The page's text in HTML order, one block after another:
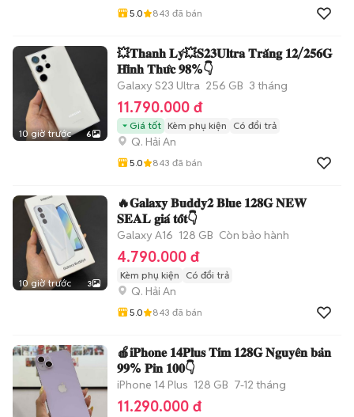
5.0 843 đã bán
10 giờ trước 6
💥𝐓𝐡𝐚𝐧𝐡 𝐋𝐲́💥𝐒𝟐𝟑𝐔𝐥𝐭𝐫𝐚 𝐓𝐫𝐚̆́𝐧𝐠 𝟏𝟐/𝟐𝟓𝟔𝐆
𝐇𝐢̀𝐧𝐡 𝐓𝐡𝐮̛́𝐜 𝟗𝟖%👇
Galaxy S23 Ultra 256 GB 3 tháng
11.790.000 đ
Giá tốt Kèm phụ kiện Có đổi trả
Q. Hải An
5.0 843 đã bán
10 giờ trước 3
🔥𝐆𝐚𝐥𝐚𝐱𝐲 𝐁𝐮𝐝𝐝𝐲𝟐 𝐁𝐥𝐮𝐞 𝟏𝟐𝟖𝐆 𝐍𝐄𝐖
𝐒𝐄𝐀𝐋 𝐠𝐢𝐚́ 𝐭𝐨̂́𝐭👇
Galaxy A16 128 GB Còn bảo hành
4.790.000 đ
Kèm phụ kiện Có đổi trả
Q. Hải An
5.0 843 đã bán
🍎𝐢𝐏𝐡𝐨𝐧𝐞 𝟏𝟒𝐏𝐥𝐮𝐬 𝐓𝐢́𝐦 𝟏𝟐𝟖𝐆 𝐍𝐠𝐮𝐲𝐞̂𝐧 𝐛𝐚̉𝐧
𝟗𝟗% 𝐏𝐢𝐧 𝟏𝟎𝟎👇
iPhone 14 Plus 128 GB 7-12 tháng
11.290.000 đ